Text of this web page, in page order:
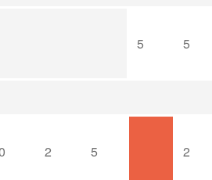
5
5
2 5
2